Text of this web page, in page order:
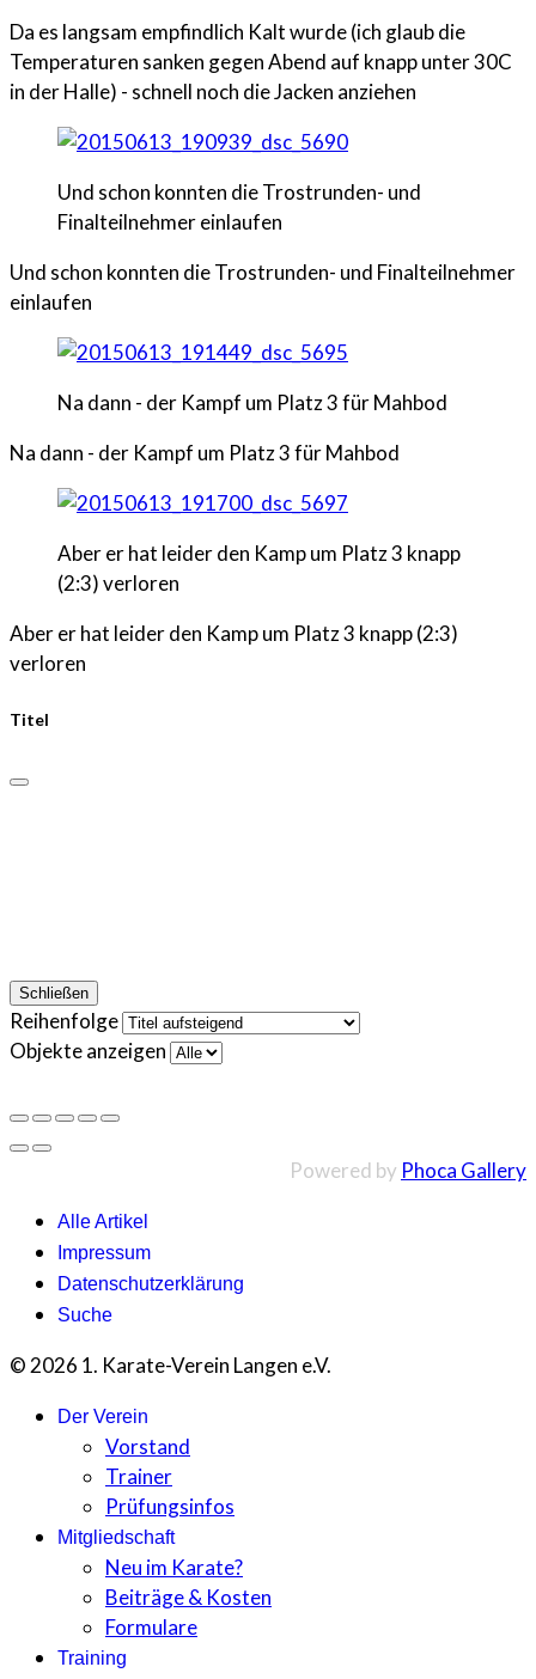
Da es langsam empfindlich Kalt wurde (ich glaub die
Temperaturen sanken gegen Abend auf knapp unter 30C
in der Halle) - schnell noch die Jacken anziehen
Und schon konnten die Trostrunden- und
Finalteilnehmer einlaufen
Und schon konnten die Trostrunden- und Finalteilnehmer
einlaufen
Na dann - der Kampf um Platz 3 für Mahbod
Na dann - der Kampf um Platz 3 für Mahbod
Aber er hat leider den Kamp um Platz 3 knapp
(2:3) verloren
Aber er hat leider den Kamp um Platz 3 knapp (2:3)
verloren
Titel
Schließen
Reihenfolge
Objekte anzeigen
Powered by Phoca Gallery
Alle Artikel
Impressum
Datenschutzerklärung
Suche
© 2026 1. Karate-Verein Langen e.V.
Der Verein
Vorstand
Trainer
Prüfungsinfos
Mitgliedschaft
Neu im Karate?
Beiträge & Kosten
Formulare
Training